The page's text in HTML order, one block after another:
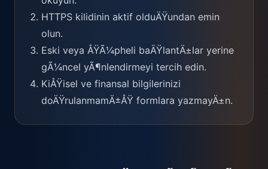
HTTPS kilidinin aktif olduÄŸundan emin
olun.
Eski veya ÅŸÃ¼pheli baÄŸlantÄ±lar yerine
gÃ¼ncel yÃ¶nlendirmeyi tercih edin.
KiÅŸisel ve finansal bilgilerinizi
doÄŸrulanmamÄ±ÅŸ formlara yazmayÄ±n.